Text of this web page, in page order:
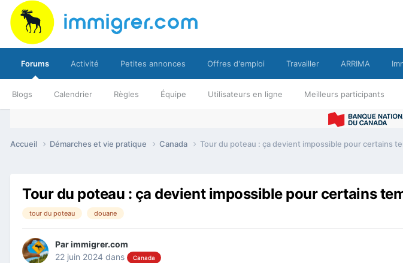
Forums
Blogs Calendrier Règles Équipe Utilisateurs en ligne Meilleurs participants
Activité Petites annonces Offres d'emploi Travailler ARRIMA
Accueil Démarches et vie pratique Canada Tour du poteau : ça devient impossible pour certains
Tour du poteau : ça devient impossible pour certains
tour du poteau douane
Parimmigrer.com
22 juin 2024 dans Canada